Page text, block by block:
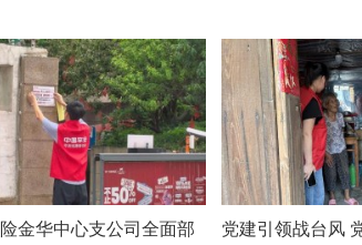
金华中心支公司全面部
党建引领战台风